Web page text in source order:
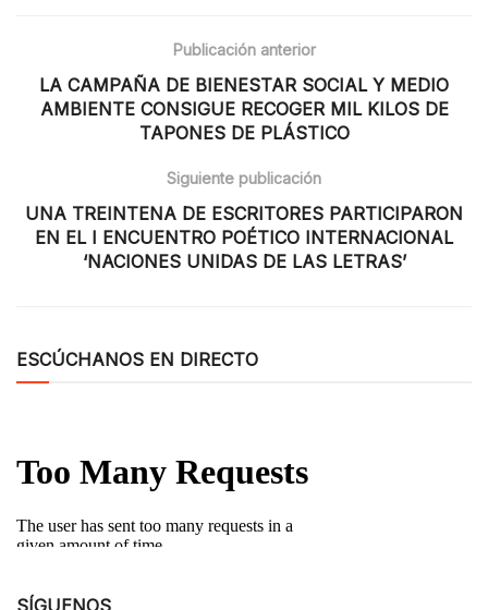
Publicación anterior
LA CAMPAÑA DE BIENESTAR SOCIAL Y MEDIO
AMBIENTE CONSIGUE RECOGER MIL KILOS DE
TAPONES DE PLÁSTICO
Siguiente publicación
UNA TREINTENA DE ESCRITORES PARTICIPARON
EN EL I ENCUENTRO POÉTICO INTERNACIONAL
‘NACIONES UNIDAS DE LAS LETRAS’
ESCÚCHANOS EN DIRECTO